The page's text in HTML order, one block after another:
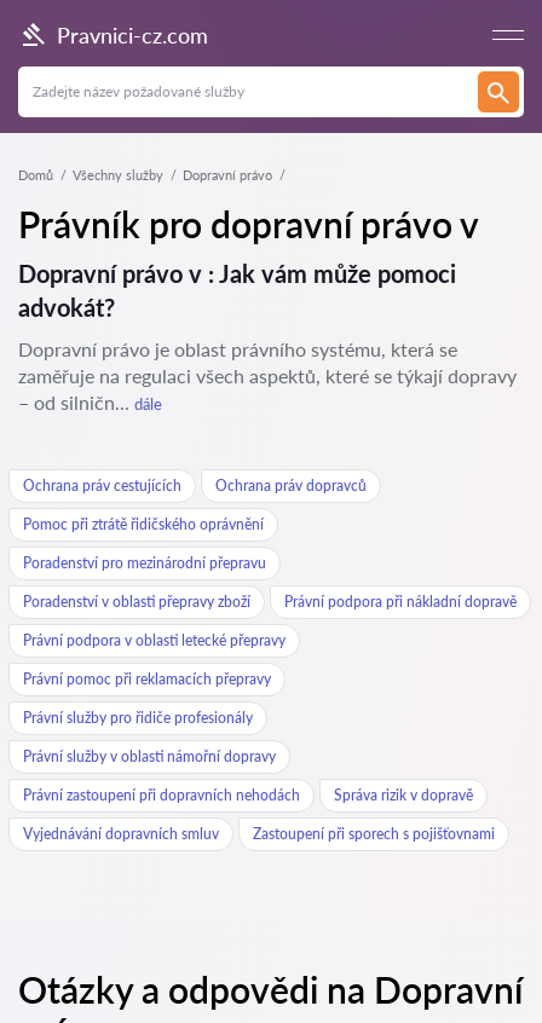
Pravnici-cz.com
Domů Všechny služby Dopravní právo
Právník pro dopravní právo v
Dopravní právo v : Jak vám může pomoci
advokát?
Dopravní právo je oblast právního systému, která se
zaměřuje na regulaci všech aspektů, které se týkají dopravy
– od silničn... dále
Ochrana práv cestujících Ochrana práv dopravců
Pomoc při ztrátě řidičského oprávnění
Poradenství pro mezinárodní přepravu
Poradenství v oblasti přepravy zboží Právní podpora při nákladní dopravě
Právní podpora v oblasti letecké přepravy
Právní pomoc při reklamacích přepravy
Právní služby pro řidiče profesionály
Právní služby v oblasti námořní dopravy
Právní zastoupení při dopravních nehodách Správa rizik v dopravě
Vyjednávání dopravních smluv Zastoupení při sporech s pojišťovnami
Otázky a odpovědi na Dopravní